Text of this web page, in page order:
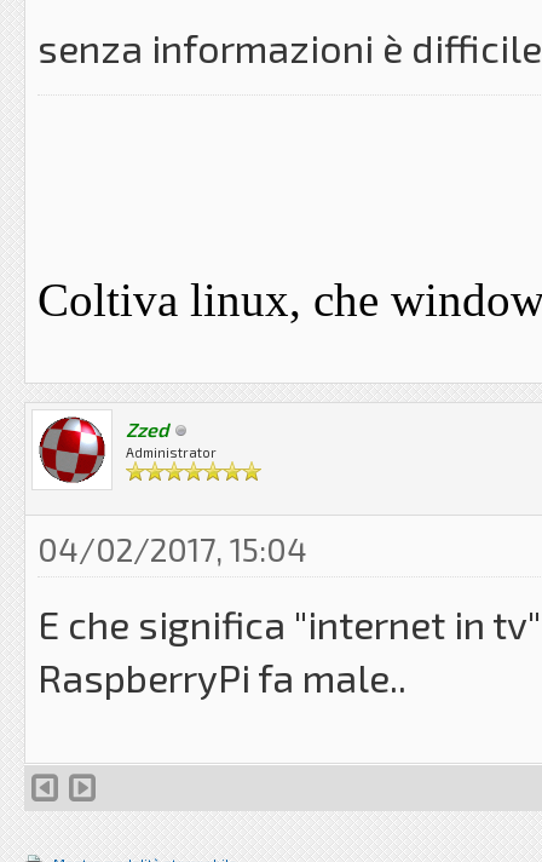
senza informazioni è
Coltiva linux, che
Zzed
Administrator
04/02/2017, 15:04
E che significa "internet in
RaspberryPi fa male..